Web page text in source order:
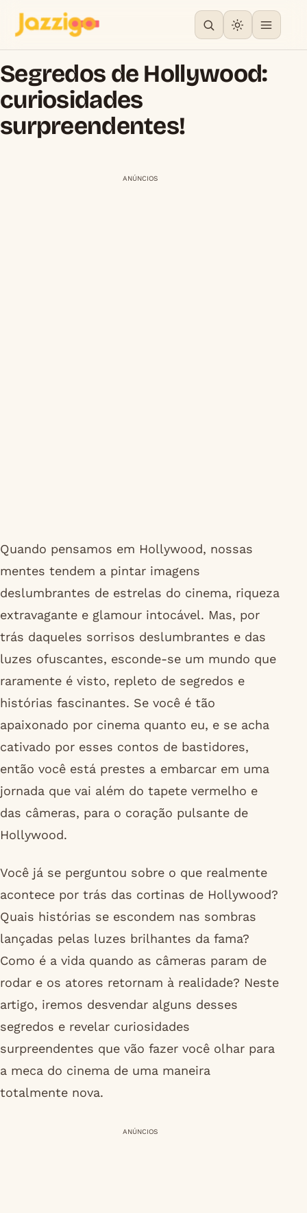
Segredos de Hollywood:
curiosidades
surpreendentes!
ANÚNCIOS
Quando pensamos em Hollywood, nossas
mentes tendem a pintar imagens
deslumbrantes de estrelas do cinema, riqueza
extravagante e glamour intocável. Mas, por
trás daqueles sorrisos deslumbrantes e das
luzes ofuscantes, esconde-se um mundo que
raramente é visto, repleto de segredos e
histórias fascinantes. Se você é tão
apaixonado por cinema quanto eu, e se acha
cativado por esses contos de bastidores,
então você está prestes a embarcar em uma
jornada que vai além do tapete vermelho e
das câmeras, para o coração pulsante de
Hollywood.
Você já se perguntou sobre o que realmente
acontece por trás das cortinas de Hollywood?
Quais histórias se escondem nas sombras
lançadas pelas luzes brilhantes da fama?
Como é a vida quando as câmeras param de
rodar e os atores retornam à realidade? Neste
artigo, iremos desvendar alguns desses
segredos e revelar curiosidades
surpreendentes que vão fazer você olhar para
a meca do cinema de uma maneira
totalmente nova.
ANÚNCIOS